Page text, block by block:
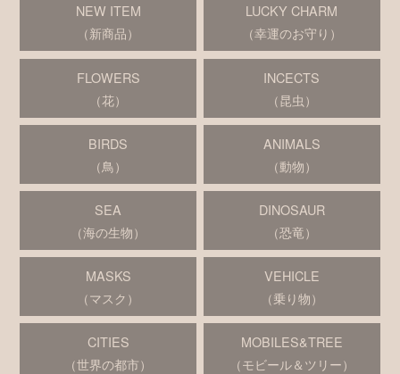
NEW ITEM
（新商品）
LUCKY CHARM
（幸運のお守り）
FLOWERS
（花）
INCECTS
（昆虫）
BIRDS
（鳥）
ANIMALS
（動物）
SEA
（海の生物）
DINOSAUR
（恐竜）
MASKS
（マスク）
VEHICLE
（乗り物）
CITIES
（世界の都市）
MOBILES&TREE
（モビール＆ツリー）